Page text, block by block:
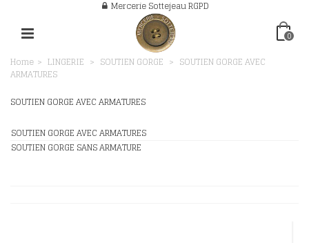
Mercerie Sottejeau RGPD
0
Home > LINGERIE > SOUTIEN GORGE > SOUTIEN GORGE AVEC
ARMATURES
SOUTIEN GORGE AVEC ARMATURES
SOUTIEN GORGE AVEC ARMATURES
SOUTIEN GORGE SANS ARMATURE